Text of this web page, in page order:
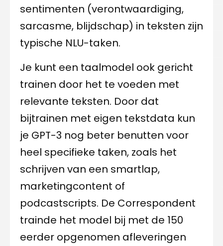
sentimenten (verontwaardiging,
sarcasme, blijdschap) in teksten zijn
typische NLU-taken.
Je kunt een taalmodel ook gericht
trainen door het te voeden met
relevante teksten. Door dat
bijtrainen met eigen tekstdata kun
je GPT-3 nog beter benutten voor
heel specifieke taken, zoals het
schrijven van een smartlap,
marketingcontent of
podcastscripts. De Correspondent
trainde het model bij met de 150
eerder opgenomen afleveringen